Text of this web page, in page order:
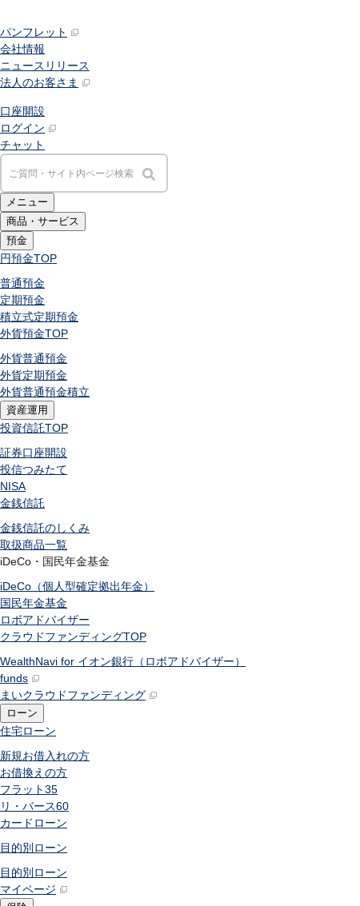
パンフレット
会社情報
ニュースリリース
法人のお客さま
口座開設
ログイン
チャット
メニュー
商品・サービス
預金
円預金TOP
普通預金
定期預金
積立式定期預金
外貨預金TOP
外貨普通預金
外貨定期預金
外貨普通預金積立
資産運用
投資信託TOP
証券口座開設
投信つみたて
NISA
金銭信託
金銭信託のしくみ
取扱商品一覧
iDeCo・国民年金基金
iDeCo（個人型確定拠出年金）
国民年金基金
ロボアドバイザー
クラウドファンディングTOP
WealthNavi for イオン銀行（ロボアドバイザー）
funds
まいクラウドファンディング
ローン
住宅ローン
新規お借入れの方
お借換えの方
フラット35
リ・バース60
カードローン
目的別ローン
目的別ローン
マイページ